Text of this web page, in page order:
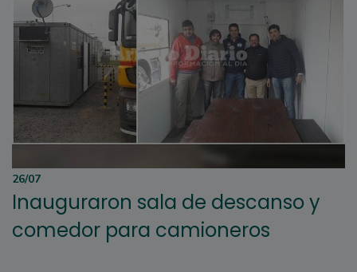
26/07
Inauguraron sala de descanso y
comedor para camioneros